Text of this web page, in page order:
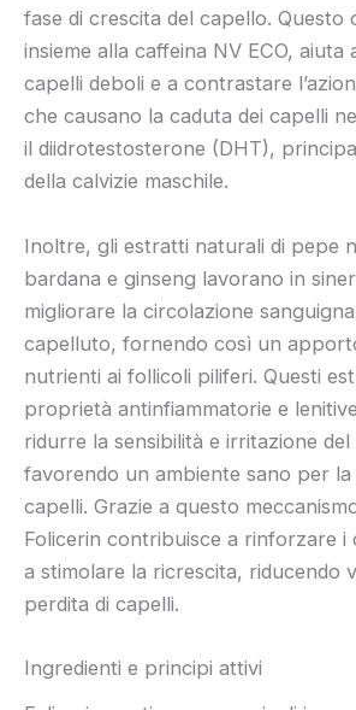
fase di crescita del capello. Questo
insieme alla caffeina NV ECO, aiuta
capelli deboli e a contrastare
che causano la caduta dei capelli
il diidrotestosterone (DHT),
della calvizie maschile.
Inoltre, gli estratti naturali di pepe
bardana e ginseng lavorano in
migliorare la circolazione
capelluto, fornendo così un
nutrienti ai follicoli piliferi. Questi
proprietà antinfiammatorie e
ridurre la sensibilità e irritazione
favorendo un ambiente sano per la
capelli. Grazie a questo
Folicerin contribuisce a rinforzare i
a stimolare la ricrescita, riducendo
perdita di capelli.
Ingredienti e principi attivi